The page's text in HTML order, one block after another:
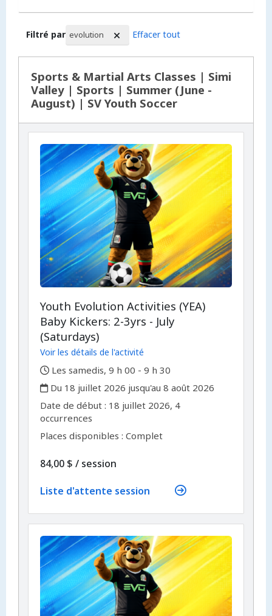
Filtré par evolution Effacer tout
Sports & Martial Arts Classes | Simi
Valley | Sports | Summer (June -
August) | SV Youth Soccer
Youth Evolution Activities (YEA)
Baby Kickers: 2-3yrs - July
(Saturdays)
Voir les détails de l'activité
,
Les samedis, 9 h 00 - 9 h 30
,
Du 18 juillet 2026 jusqu'au 8 août 2026
Date de début : ,18 juillet 2026, 4
occurrences
Places disponibles : Complet
84,00 $ / par
session
Liste d'attente session